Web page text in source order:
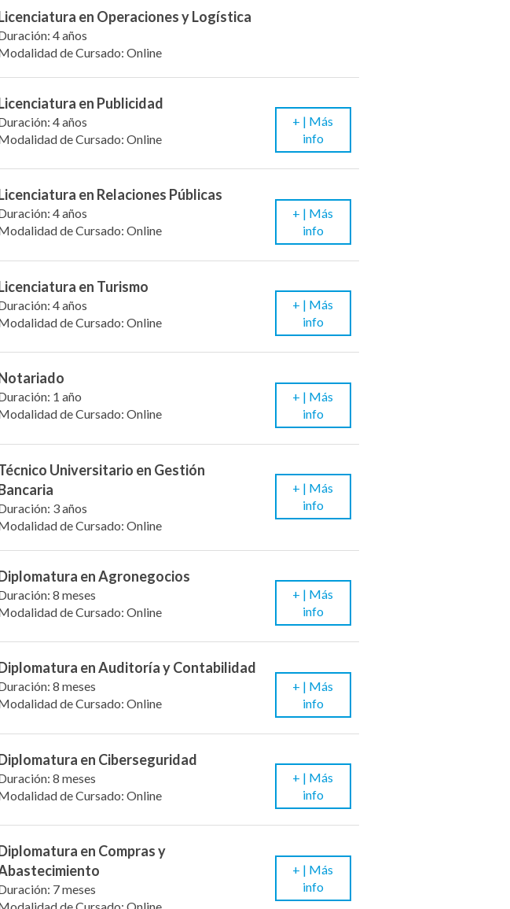
en Operaciones y Logística
4 años
de Cursado: Online
en Publicidad
4 años
de Cursado: Online
+ | Más
info
en Relaciones Públicas
4 años
de Cursado: Online
+ | Más
info
en Turismo
4 años
de Cursado: Online
+ | Más
info
1 año
de Cursado: Online
+ | Más
info
Universitario en Gestión
3 años
de Cursado: Online
+ | Más
info
en Agronegocios
8 meses
de Cursado: Online
+ | Más
info
en Auditoría y Contabilidad
8 meses
de Cursado: Online
+ | Más
info
en Ciberseguridad
8 meses
de Cursado: Online
+ | Más
info
en Compras y
7 meses
+ | Más
info